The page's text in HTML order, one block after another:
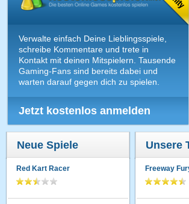
Verwalte einfach Deine Lieblingsspiele,
schreibe Kommentare und trete in
Kontakt mit deinen Mitspielern. Tausende
Gaming-Fans sind bereits dabei und
warten darauf gegen dich zu spielen.
Jetzt kostenlos anmelden
Neue Spiele
Red Kart Racer
Unsere
Freeway